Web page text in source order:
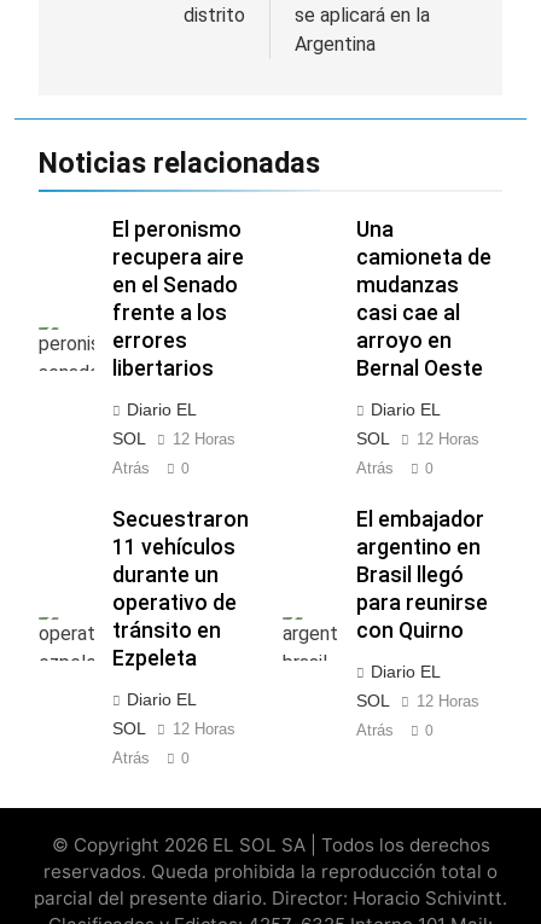
distrito
se aplicará en la
Argentina
Noticias relacionadas
El peronismo
recupera aire
en el Senado
frente a los
errores
libertarios
Diario EL
SOL
12 Horas
Atrás
0
Una
camioneta de
mudanzas
casi cae al
arroyo en
Bernal Oeste
Diario EL
SOL
12 Horas
Atrás
0
Secuestraron
11 vehículos
durante un
operativo de
tránsito en
Ezpeleta
Diario EL
SOL
12 Horas
Atrás
0
El embajador
argentino en
Brasil llegó
para reunirse
con Quirno
Diario EL
SOL
12 Horas
Atrás
0
© Copyright 2026 EL SOL SA | Todos los derechos
reservados. Queda prohibida la reproducción total o
parcial del presente diario. Director: Horacio Schivintt.